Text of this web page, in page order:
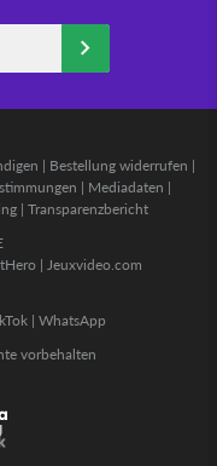
| Bestellung widerrufen |
| Mediadaten |
| Transparenzbericht
| Jeuxvideo.com
| WhatsApp
vorbehalten